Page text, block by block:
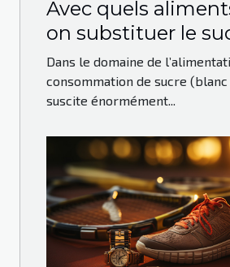
Avec quels
on substituer le
Dans le domaine de
consommation de sucre
suscite énormément...